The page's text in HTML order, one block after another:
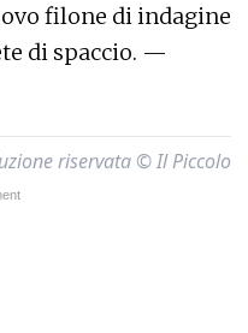
filone di indagine
di spaccio. —
riservata © Il Piccolo